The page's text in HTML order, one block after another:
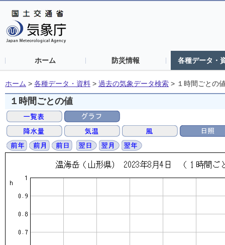
ホーム 防災情報 各種データ・
ホーム > 各種データ・資料 > 過去の気象データ検索 > １時間ごとの
１時間ごとの値